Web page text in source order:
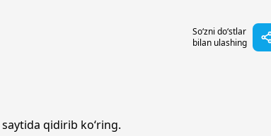
So‘zni do‘stlar
bilan ulashing
saytida qidirib ko‘ring.